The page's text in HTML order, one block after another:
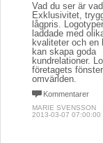
Vad du ser är
Exklusivitet,
lågpris.
laddade med
kvaliteter och en
kan skapa goda
kundrelationer.
företagets
omvärlden.
Kommentarer
MARIE SVENSSON
2013-03-07 07:00:00